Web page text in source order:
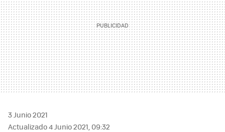
3 Junio 2021
Actualizado 4 Junio 2021, 09:32